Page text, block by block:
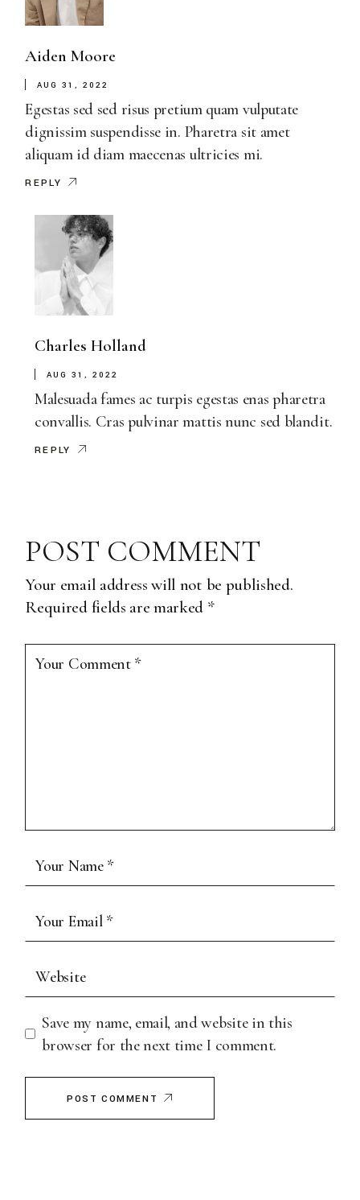
Aiden Moore
AUG 31, 2022
Egestas sed sed risus pretium quam vulputate
dignissim suspendisse in. Pharetra sit amet
aliquam id diam maecenas ultricies mi.
REPLY
Charles Holland
AUG 31, 2022
Malesuada fames ac turpis egestas enas pharetra
convallis. Cras pulvinar mattis nunc sed blandit.
REPLY
POST COMMENT
Your email address will not be published.
Required fields are marked *
Save my name, email, and website in this
browser for the next time I comment.
POST COMMENT